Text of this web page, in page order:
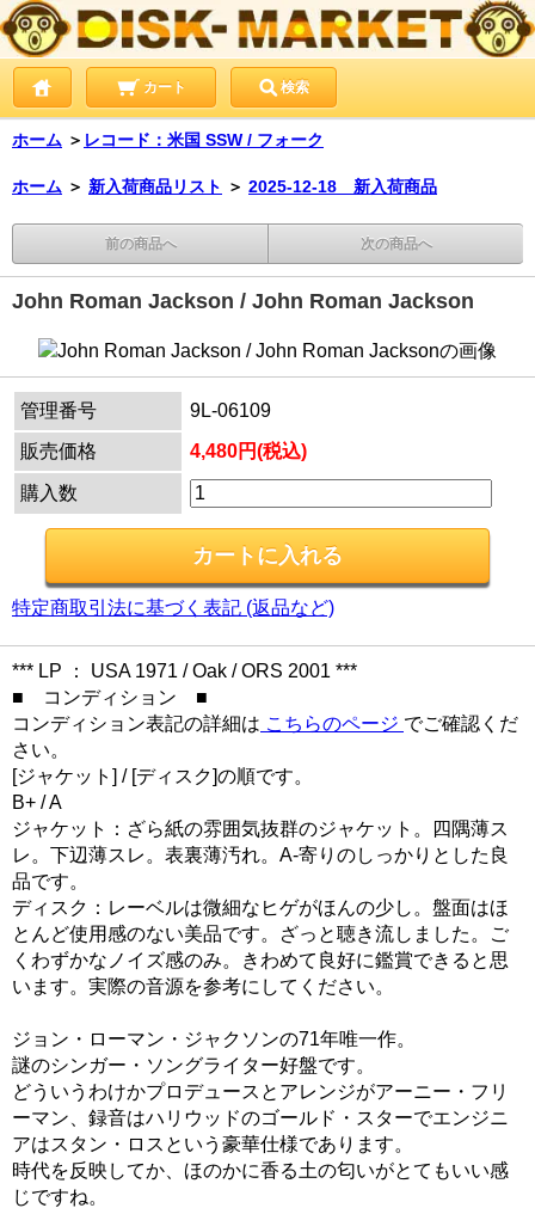
カート 検索
ホーム ＞ レコード：米国 SSW / フォーク
ホーム ＞ 新入荷商品リスト ＞ 2025-12-18 新入荷商品
前の商品へ 次の商品へ
John Roman Jackson / John Roman Jackson
管理番号
9L-06109
販売価格
4,480円(税込)
購入数
特定商取引法に基づく表記 (返品など)
*** LP ： USA 1971 / Oak / ORS 2001 ***
■ コンディション ■
コンディション表記の詳細は こちらのページ でご確認くだ
さい。
[ジャケット] / [ディスク]の順です。
B+ / A
ジャケット：ざら紙の雰囲気抜群のジャケット。四隅薄ス
レ。下辺薄スレ。表裏薄汚れ。A-寄りのしっかりとした良
品です。
ディスク：レーベルは微細なヒゲがほんの少し。盤面はほ
とんど使用感のない美品です。ざっと聴き流しました。ご
くわずかなノイズ感のみ。きわめて良好に鑑賞できると思
います。実際の音源を参考にしてください。
ジョン・ローマン・ジャクソンの71年唯一作。
謎のシンガー・ソングライター好盤です。
どういうわけかプロデュースとアレンジがアーニー・フリ
ーマン、録音はハリウッドのゴールド・スターでエンジニ
アはスタン・ロスという豪華仕様であります。
時代を反映してか、ほのかに香る土の匂いがとてもいい感
じですね。